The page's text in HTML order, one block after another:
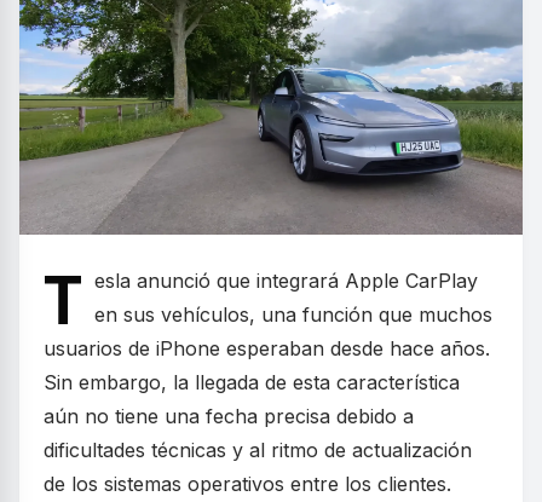
T esla anunció que integrará Apple CarPlay
en sus vehículos, una función que muchos
usuarios de iPhone esperaban desde hace años.
Sin embargo, la llegada de esta característica
aún no tiene una fecha precisa debido a
dificultades técnicas y al ritmo de actualización
de los sistemas operativos entre los clientes.